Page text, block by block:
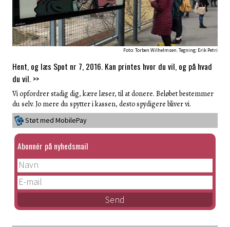
Foto: Torben Wilhelmsen. Tegning: Erik Petri
Hent, og læs Spot nr 7, 2016. Kan printes hvor du vil, og på hvad
du vil. >>
Vi opfordrer stadig dig, kære læser, til at donere. Beløbet bestemmer
du selv. Jo mere du spytter i kassen, desto spydigere bliver vi.
Støt med MobilePay
Abonnér på nyhedsmail